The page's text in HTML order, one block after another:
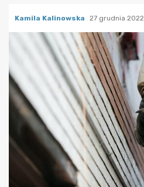
Kamila Kalinowska 27 grudnia 2022